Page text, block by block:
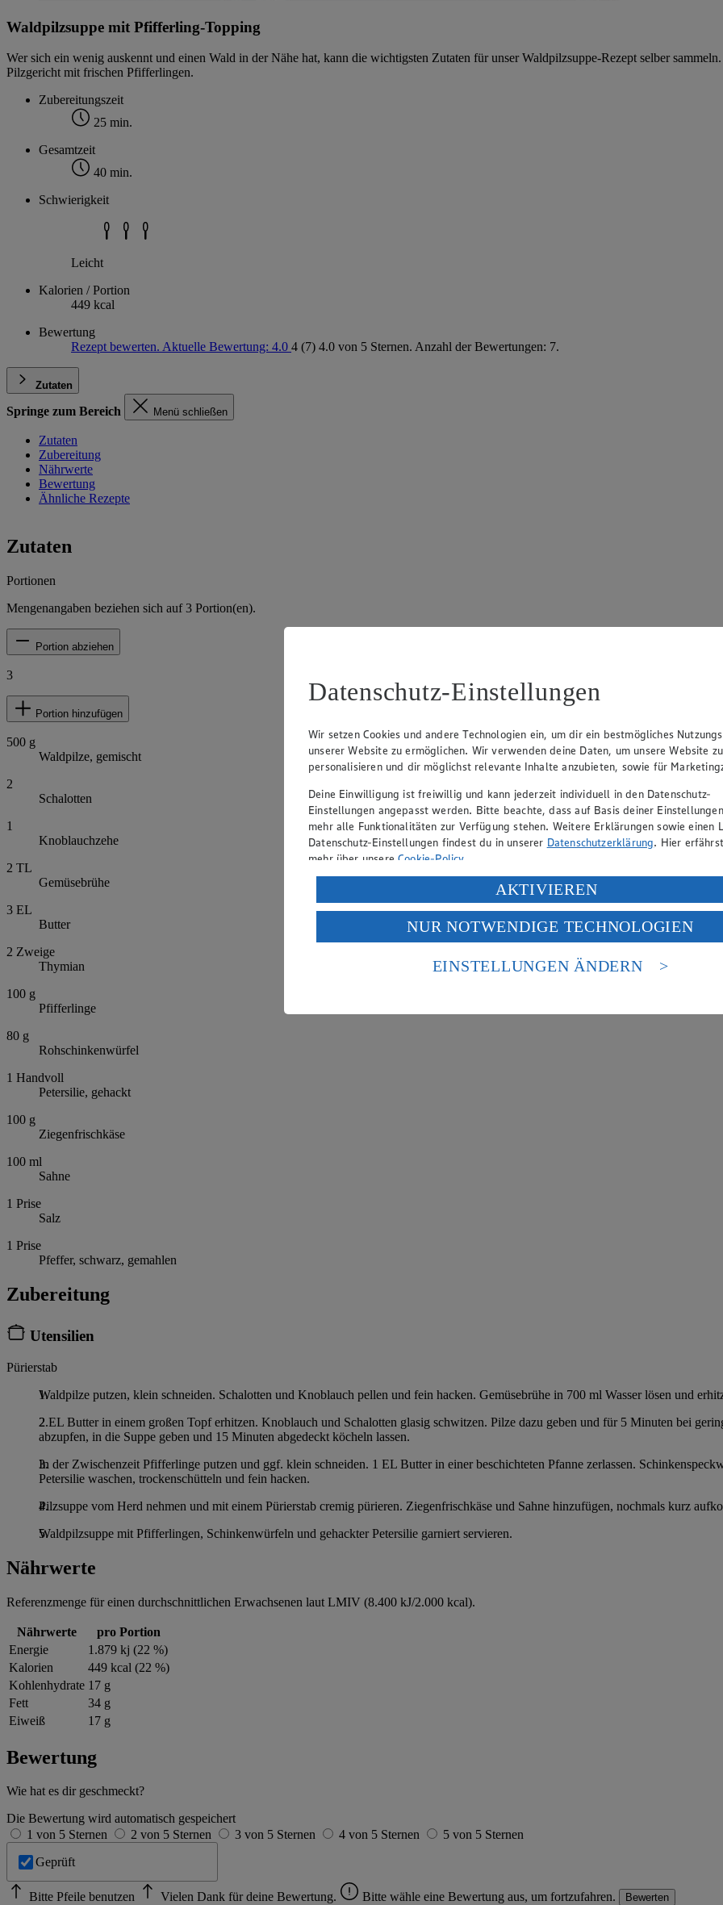
Waldpilzsuppe mit Pfifferling-Topping
Wer sich ein wenig auskennt und einen Wald in der Nähe hat, kann die wichtigsten Zutaten für unser Waldpilzsuppe-Rezept selber
Pilzgericht mit frischen Pfifferlingen.
Zubereitungszeit
25 min.
Gesamtzeit
40 min.
Schwierigkeit
Leicht
Kalorien / Portion
449 kcal
Bewertung
Rezept bewerten. Aktuelle Bewertung: 4.0 4 (7) 4.0 von 5 Sternen. Anzahl der Bewertungen: 7.
Zutaten
Springe zum Bereich Menü schließen
Zutaten
Zubereitung
Nährwerte
Bewertung
Ähnliche Rezepte
Zutaten
Portionen
Mengenangaben beziehen sich auf3 Portion(en).
Portion abziehen
3
Portion hinzufügen
500 g
Waldpilze, gemischt
2
Schalotten
1
Knoblauchzehe
2 TL
Gemüsebrühe
3 EL
Butter
2 Zweige
Thymian
100 g
Pfifferlinge
80 g
Rohschinkenwürfel
1 Handvoll
Petersilie, gehackt
100 g
Ziegenfrischkäse
100 ml
Sahne
1 Prise
Salz
1 Prise
Pfeffer, schwarz, gemahlen
Zubereitung
Utensilien
Pürierstab
Waldpilze putzen, klein schneiden. Schalotten und Knoblauch pellen und fein hacken. Gemüsebrühe in 700 ml Wasser lösen und
2 EL Butter in einem großen Topf erhitzen. Knoblauch und Schalotten glasig schwitzen. Pilze dazu geben und für 5 Minuten bei
abzupfen, in die Suppe geben und 15 Minuten abgedeckt köcheln lassen.
In der Zwischenzeit Pfifferlinge putzen und ggf. klein schneiden. 1 EL Butter in einer beschichteten Pfanne zerlassen.
Petersilie waschen, trockenschütteln und fein hacken.
Pilzsuppe vom Herd nehmen und mit einem Pürierstab cremig pürieren. Ziegenfrischkäse und Sahne hinzufügen, nochmals kurz
Waldpilzsuppe mit Pfifferlingen, Schinkenwürfeln und gehackter Petersilie garniert servieren.
Nährwerte
Referenzmenge für einen durchschnittlichen Erwachsenen laut LMIV (8.400 kJ/2.000 kcal).
Nährwerte
pro Portion
Energie
1.879 kj (22 %)
Kalorien
449 kcal (22 %)
Kohlenhydrate 17 g
Fett
34 g
Eiweiß
17 g
Bewertung
Wie hat es dir geschmeckt?
Die Bewertung wird automatisch gespeichert
1 von 5 Sternen
2 von 5 Sternen 3 von 5 Sternen 4 von 5 Sternen
5 von 5 Sternen
Geprüft
Bitte Pfeile benutzen Vielen Dank für deine Bewertung. Bitte wähle eine Bewertung aus, um fortzufahren. Bewerten
Datenschutz-Einstellungen
Wir setzen Cookies und andere Technologien ein, um dir ein bestmögliches
unserer Website zu ermöglichen. Wir verwenden deine Daten, um unsere Website zu
personalisieren und dir möglichst relevante Inhalte anzubieten, sowie für
Deine Einwilligung ist freiwillig und kann jederzeit individuell in den Datenschutz-
Einstellungen angepasst werden. Bitte beachte, dass auf Basis deiner
mehr alle Funktionalitäten zur Verfügung stehen. Weitere Erklärungen sowie einen
Datenschutz-Einstellungen findest du in unserer Datenschutzerklärung. Hier
mehr über unsereCookie-Policy.
Verarbeitung deiner personenbezogenen Daten in den USA durch Facebook und
Wenn du auf „Aktivieren“ klickst, willigst du im Sinne des Art. 49 Abs. 1 Satz 1 lit.
ein, dass deine Daten in den USA verarbeitet werden. Der EuGH sieht die USA als
einem nach europäischen Standards nicht angemessenen Datenschutzniveau an. Es
Risiko eines Zugriffs durch US-amerikanische Behörden.
AKTIVIEREN
NUR NOTWENDIGE TECHNOLOGIEN
EINSTELLUNGEN ÄNDERN